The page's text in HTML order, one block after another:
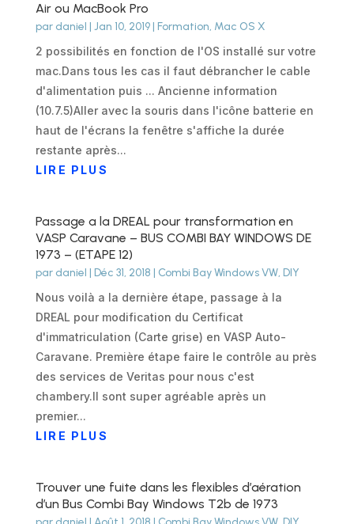
Air ou MacBook Pro
par daniel | Jan 10, 2019| Formation, Mac OS X
2 possibilités en fonction de l'OS installé sur votre
mac.Dans tous les cas il faut débrancher le cable
d'alimentation puis ... Ancienne information
(10.7.5)Aller avec la souris dans l'icône batterie en
haut de l'écrans la fenêtre s'affiche la durée
restante après...
LIRE PLUS
Passage a la DREAL pour transformation en
VASP Caravane – BUS COMBI BAY WINDOWS DE
1973 – (ETAPE 12)
par daniel | Déc 31, 2018 | Combi Bay Windows VW, DIY
Nous voilà a la dernière étape, passage à la
DREAL pour modification du Certificat
d'immatriculation (Carte grise) en VASP Auto-
Caravane. Première étape faire le contrôle au près
des services de Veritas pour nous c'est
chambery.Il sont super agréable après un
premier...
LIRE PLUS
Trouver une fuite dans les flexibles d’aération
d’un Bus Combi Bay Windows T2b de 1973